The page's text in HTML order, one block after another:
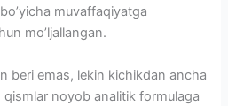
muvaffaqiyatga
mo’ljallangan.
beri emas, lekin kichikdan ancha
noyob analitik formulaga